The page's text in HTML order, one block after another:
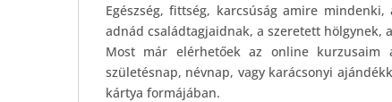
Egészség, fittség, karcsúság amire
adnád családtagjaidnak, a szeretett hölgynek,
Most már elérhetőek az online kurzusaim
születésnap, névnap, vagy karácsonyi
kártya formájában.